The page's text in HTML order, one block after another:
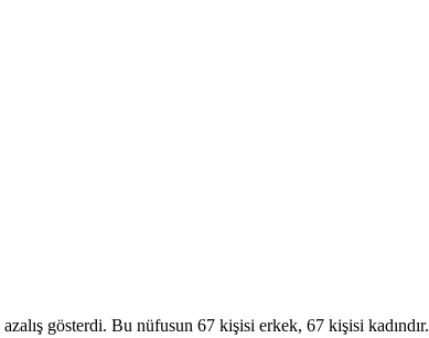
gösterdi. Bu nüfusun 67 kişisi erkek, 67 kişisi kadındır.